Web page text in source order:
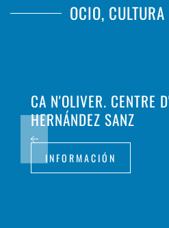
OCIO,
CA N'OLIVER. CENTRE
HERNÁNDEZ SANZ
INFORMACIÓN